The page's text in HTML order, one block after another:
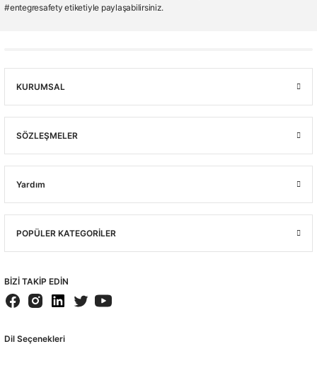
#entegresafety etiketiyle paylaşabilirsiniz.
KURUMSAL
SÖZLEŞMELER
Yardım
POPÜLER KATEGORİLER
BİZİ TAKİP EDİN
Dil Seçenekleri